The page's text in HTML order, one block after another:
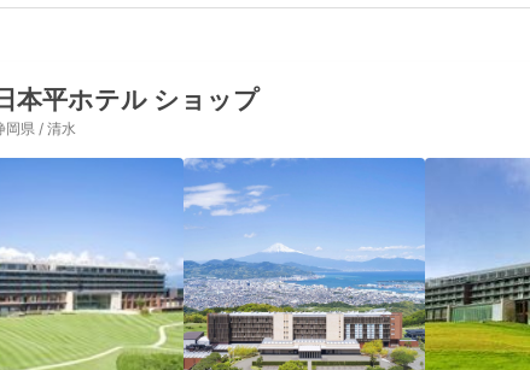
本平ホテル ショップ
岡県 / 清水